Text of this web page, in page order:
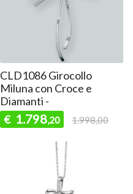
CLD1086 Girocollo
Miluna con Croce e
Diamanti -
€ 1.798,20 1.998,00